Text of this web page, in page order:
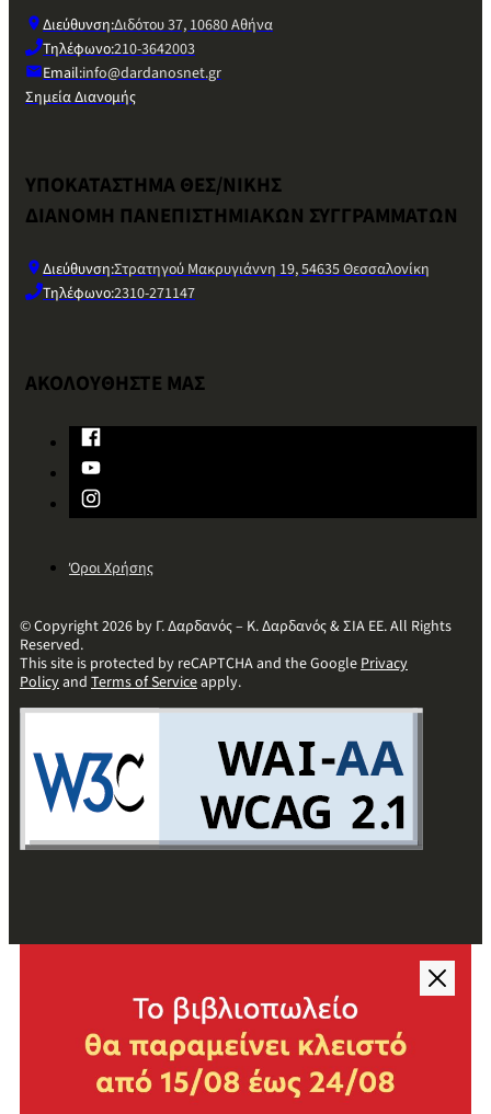
Διεύθυνση:Διδότου 37, 10680 Αθήνα
Τηλέφωνο:210-3642003
Email:info@dardanosnet.gr
Σημεία Διανομής
ΥΠΟΚΑΤΑΣΤΗΜΑ ΘΕΣ/ΝΙΚΗΣ
ΔΙΑΝΟΜΗ ΠΑΝΕΠΙΣΤΗΜΙΑΚΩΝ ΣΥΓΓΡΑΜΜΑΤΩΝ
Διεύθυνση:Στρατηγού Μακρυγιάννη 19, 54635 Θεσσαλονίκη
Τηλέφωνο:2310-271147
ΑΚΟΛΟΥΘΗΣΤΕ ΜΑΣ
Όροι Χρήσης
© Copyright 2026 by Γ. Δαρδανός – Κ. Δαρδανός & ΣΙΑ ΕΕ. All Rights
Reserved.
This site is protected by reCAPTCHA and the GooglePrivacy
Policyand Terms of Serviceapply.